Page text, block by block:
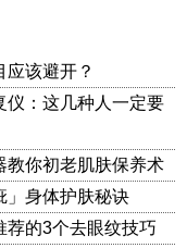
该避开？
仪：这几种人一定要
教你初老肌肤保养术
」身体护肤秘诀
荐的3个去眼纹技巧